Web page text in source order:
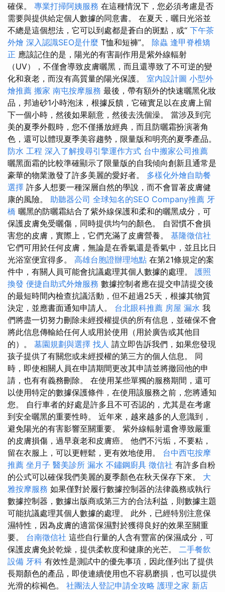
確保。 專業打掃阿姨服務 在這種情況下，您必須考慮是否
需要與提供給定個人數據的同意書。 在夏天，曬日光浴並
不總是這個想法，它可以到處都是蒼白的斑點，或“ 下午茶
外燴 深入認識SEO是什麼 T恤和短褲”。 除蟲 逢甲脊椎矯
正 應該記住的是，陽光的有害副作用是紫外線輻射
（UV），不僅會導致皮膚曬黑，而且還導致了不可逆的變
化和衰老，而沒有高質量的陽光保護。 室內設計圖 小型外
燴推薦 搬家 南屯按摩服務 最後，帶有額外的快速曬黑化妝
品，邦迪砂1小時泡沫，根據反饋，它確實足以在皮膚上留
下一個小時，然後如果願意，然後去洗個澡。 當涉及到完
美的夏季外觀時，您不僅播放經典，而且防曬霜扮演著角
色，還可以體現夏季美容趨勢，限量版和明亮的夏季產品。
防水 工程 深入了解搜尋引擎運作方式 台中搬家公司推薦
曬黑面霜的比較準確顯示了限量版的自我傾向創新且通常是
豪華的物業激發了許多美麗的愛好者。 多樣化外燴自助餐
選擇 許多人想要一種深層自然的學說，而不會冒著皮膚健
康的風險。 助聽器公司 全球知名的SEO Company推薦 牙
橋 曬黑的防曬霜結合了紫外線保護和柔和的曬黑成分，可
保護皮膚免受曬傷，同時提供均勻的顏色。 自習慣不會損
害您的皮膚，實際上，它們充滿了皮膚營養。 基隆徵信社
它們可用於任何皮膚，無論是在香氣還是香氣中，並且比日
光浴室便宜得多。 高雄台胞證辦理地點 在第21條規定的案
件中，有關人員可能會抗議處理其個人數據的處理。 護照
換發 便捷自助式外燴服務 數據控制者應在提交申請提交後
的最短時間內檢查抗議活動，但不超過25天，根據其物質
決定，並應書面通知申請人。 台北眼科推薦 房屋 漏水 我
們將盡一切努力刪除未經授權提供的所有信息，並確保不會
將此信息傳輸給任何人或用於使用（用於廣告或其他目
的）。 墓園規劃與選擇 找人 請立即告訴我們，如果您發現
孩子提供了有關您或未經授權的第三方的個人信息。 同
時，即使相關人員在申請期間更改其申請並將撤回他的申
請，也有有義務刪除。 在使用某些單獨的服務期間，還可
以使用特定的數據保護條件，在使用該服務之前，您將通知
您。 自行車者的好處是許多且不可否認的，尤其是在考慮
到安全曬黑的重要性時。 近年來，越來越多的人意識到，
避免陽光的有害影響至關重要。 紫外線輻射還會導致嚴重
的皮膚損傷，過早衰老和皮膚癌。 他們不污垢，不要粘，
留在衣服上，可以更輕鬆，更有效地使用。 台中西屯按摩
推薦 坐月子 醫美診所 漏水 不鏽鋼廚具 徵信社 有許多自粉
的公式可以確保我們美麗的夏季顏色在秋天保存下來。 大
雅按摩服務 如果僅對於履行數據控制器的法律義務或執行
數據控制器，數據出版商或第三方的合法利益，則數據主題
可能抗議處理其個人數據的處理。 此外，已經特別注意保
濕特性，因為皮膚的適當保濕對於獲得良好的效果至關重
要。 台南徵信社 這些自行量的人含有豐富的保濕成分，可
保護皮膚免於乾燥，提供柔軟度和健康的光芒。 二手餐飲
設備 牙科 有效性是測試中的優先事項，因此僅列出了提供
長期顏色的產品，即使連續使用也不容易磨損，也可以提供
光滑的棕褐色。 社團法人登記申請全攻略 護理之家 新店